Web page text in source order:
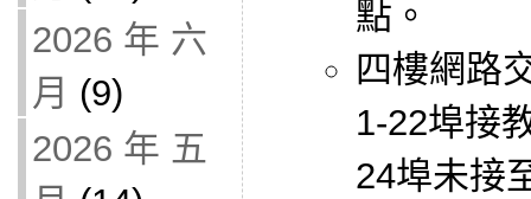
2026 年 六
月 (9)
2026 年 五
點。
四樓網路
1-22埠接
24埠未接